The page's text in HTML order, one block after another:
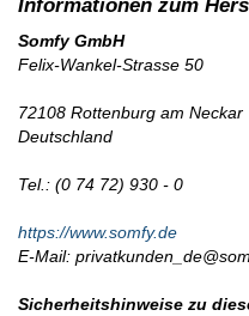
Somfy GmbH
Felix-Wankel-Strasse 50
72108 Rottenburg am Neckar
Deutschland
Tel.: (0 74 72) 930 - 0
https://www.somfy.de
E-Mail:
Sicherheitshinweise zu